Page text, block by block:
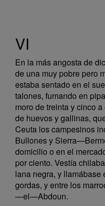
VI
En la más angosta de
de una muy pobre pero
estaba sentado en el
talones, fumando en
moro de treinta y cinco
de huevos y gallinas,
Ceuta los campesinos
Bullones y
domicilio o en el
por ciento. Vestía
lana negra, y
gordas, y entre los
—el—Abdoun.